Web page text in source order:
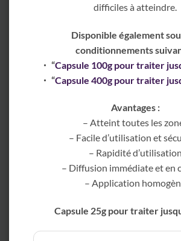
difficiles à atteindre.
Disponible également
conditionnements
・ “Capsule 100g pour traiter
・ “Capsule 400g pour traiter
Avantages :
– Atteint toutes les
– Facile d’utilisation et
– Rapidité d’utilisation
– Diffusion immédiate et en
– Application
Capsule 25g pour traiter